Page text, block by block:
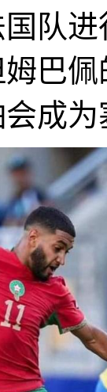
队
巴
成